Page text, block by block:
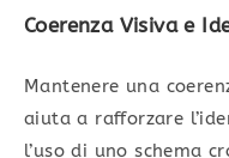
Coerenza Visiva e
Mantenere una
aiuta a rafforzare
l’uso di uno schema